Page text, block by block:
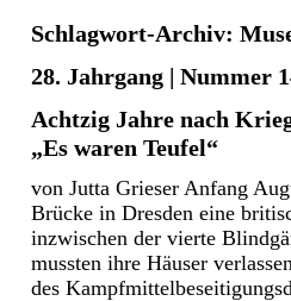
Schlagwort-Archiv:
28. Jahrgang | Nummer
Achtzig Jahre nach
„Es waren Teufel“
von Jutta Grieser Anfang
Brücke in Dresden eine
inzwischen der vierte
mussten ihre Häuser
des